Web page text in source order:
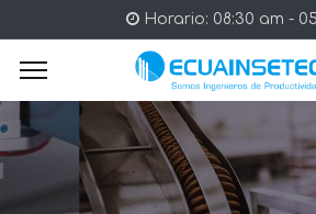
Horario: 08:30 am -